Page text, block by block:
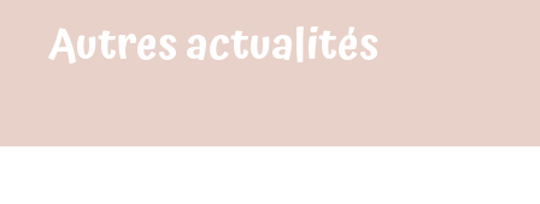
Autres actualités